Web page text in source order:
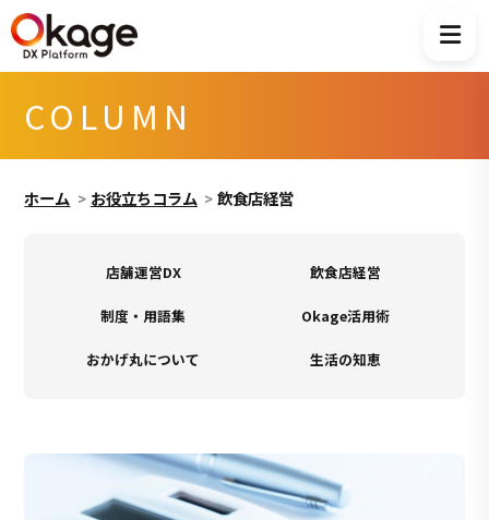
COLUMN
ホーム お役立ちコラム 飲食店経営
店舗運営DX 飲食店経営
制度・用語集 Okage活用術
おかげ丸について 生活の知恵